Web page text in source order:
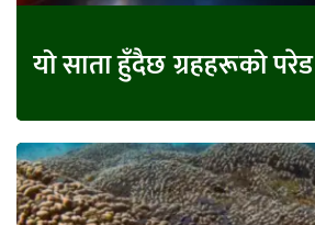
यो साता हुँदैछ ग्रहहरूको परेड